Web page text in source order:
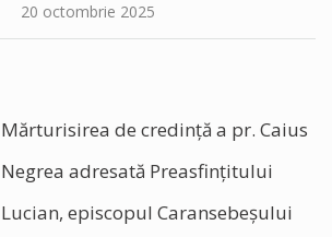
20 octombrie 2025
Mărturisirea de credință a pr. Caius
Negrea adresată Preasfințitului
Lucian, episcopul Caransebeșului